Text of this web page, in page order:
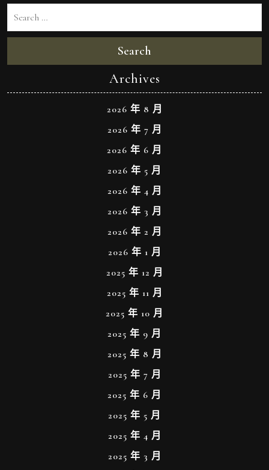
Search
Archives
2026 年 8 月
2026 年 7 月
2026 年 6 月
2026 年 5 月
2026 年 4 月
2026 年 3 月
2026 年 2 月
2026 年 1 月
2025 年 12 月
2025 年 11 月
2025 年 10 月
2025 年 9 月
2025 年 8 月
2025 年 7 月
2025 年 6 月
2025 年 5 月
2025 年 4 月
2025 年 3 月